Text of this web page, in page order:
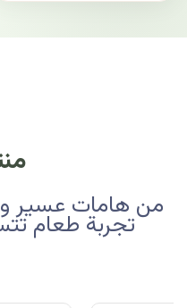
من هامات عسير
تجربة طعام